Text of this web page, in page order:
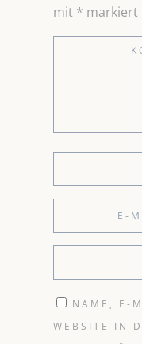
mit * markiert
NAME, E-
WEBSITE IN